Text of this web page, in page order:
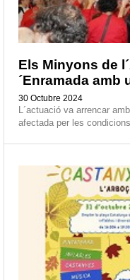
Els Minyons de
´Enramada amb
30 Octubre 2024
L´actuació va arrencar
afectada per les